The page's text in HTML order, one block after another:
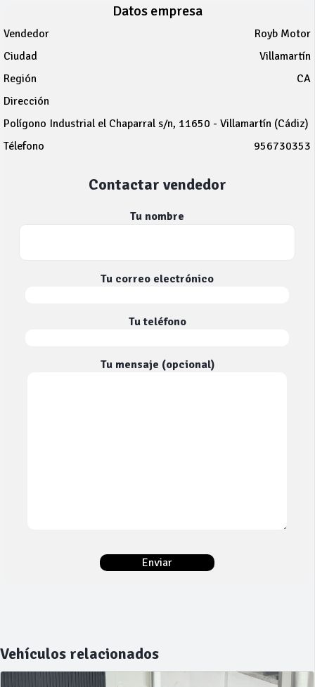
Datos empresa
Vendedor
Royb Motor
Ciudad
Villamartín
Región
CA
Dirección
Polígono Industrial el Chaparral s/n, 11650 - Villamartín (Cádiz)
Télefono
956730353
Contactar vendedor
Tu nombre
Tu correo electrónico
Tu teléfono
Tu mensaje (opcional)
Vehículos relacionados